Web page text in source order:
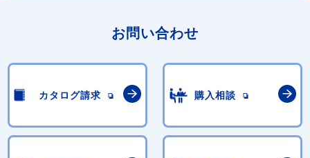
お問い合わせ
カタログ請求 購入相談